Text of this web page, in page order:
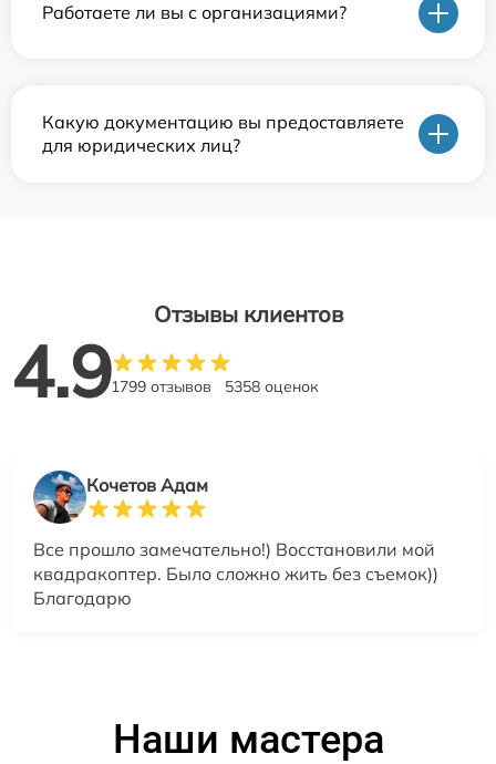
Работаете ли вы с организациями?
Какую документацию вы предоставляете
для юридических лиц?
Отзывы клиентов
4.91799 отзывов 5358 оценок
Кочетов Адам
Все прошло замечательно!) Восстановили мой
квадракоптер. Было сложно жить без съемок))
Благодарю
Наши мастера